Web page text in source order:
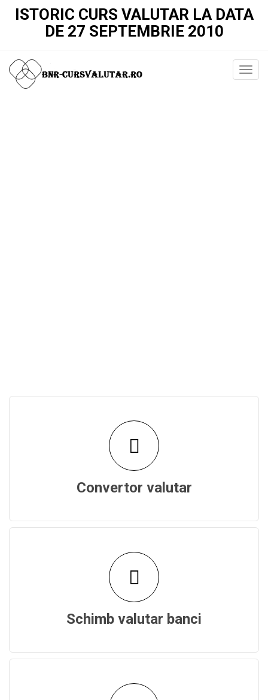
ISTORIC CURS VALUTAR LA DATA
DE 27 SEPTEMBRIE 2010
Convertor valutar
Schimb valutar banci